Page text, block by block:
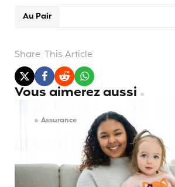
Au Pair
Share This Article
Vous aimerez aussi
Assurance